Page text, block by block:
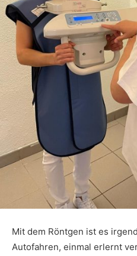
Mit dem Röntgen ist es
Autofahren, einmal erlernt